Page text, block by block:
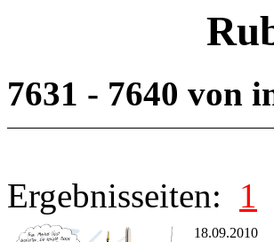
7631 - 7640 von
Ergebnisseiten: 1
18.09.2010